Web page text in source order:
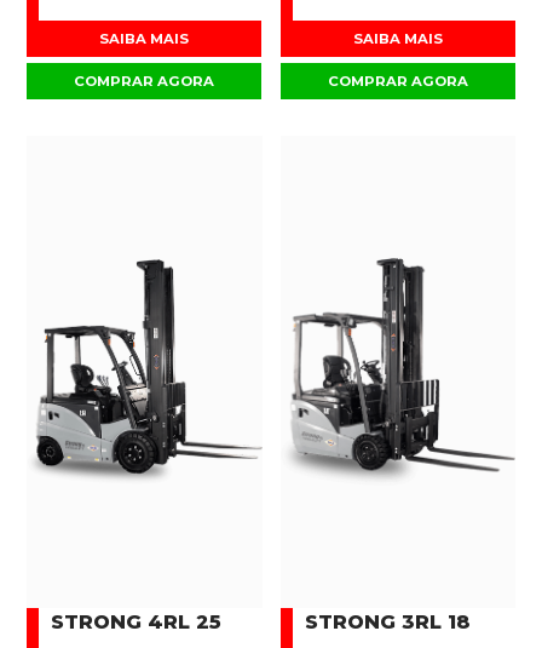
SAIBA MAIS
COMPRAR AGORA
SAIBA MAIS
COMPRAR AGORA
STRONG 4RL 25 STRONG 3RL 18